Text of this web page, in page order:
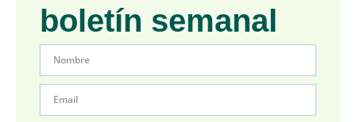
boletín semanal